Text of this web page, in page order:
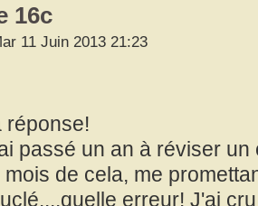
16c
11 Juin 2013 21:23
réponse!
passé un an à réviser
de cela, me
erreur! J'ai